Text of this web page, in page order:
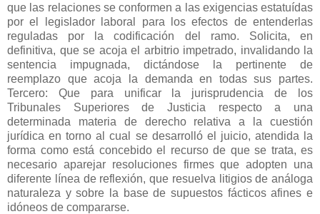
que las relaciones se conformen a las exigencias estatuídas
por el legislador laboral para los efectos de entenderlas
reguladas por la codificación del ramo. Solicita, en
definitiva, que se acoja el arbitrio impetrado, invalidando la
sentencia impugnada, dictándose la pertinente de
reemplazo que acoja la demanda en todas sus partes.
Tercero: Que para unificar la jurisprudencia de los
Tribunales Superiores de Justicia respecto a una
determinada materia de derecho relativa a la cuestión
jurídica en torno al cual se desarrolló el juicio, atendida la
forma como está concebido el recurso de que se trata, es
necesario aparejar resoluciones firmes que adopten una
diferente línea de reflexión, que resuelva litigios de análoga
naturaleza y sobre la base de supuestos fácticos afines e
idóneos de compararse.